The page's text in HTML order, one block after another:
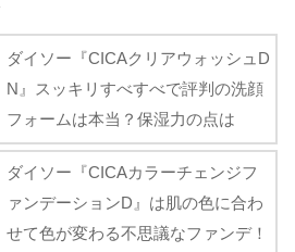
ダイソー『CICAクリアウォッシュD
N』スッキリすべすべで評判の洗顔
フォームは本当？保湿力の点は
ダイソー『CICAカラーチェンジフ
ァンデーションD』は肌の色に合わ
せて色が変わる不思議なファンデ！